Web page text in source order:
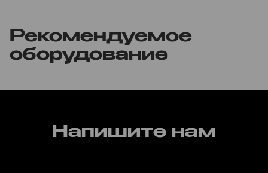
Рекомендуемое
оборудование
Напишите нам